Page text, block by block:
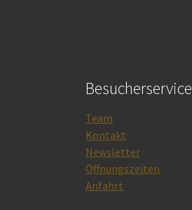
Besucherservice
Team
Kontakt
Newsletter
Öffnungszeiten
Anfahrt